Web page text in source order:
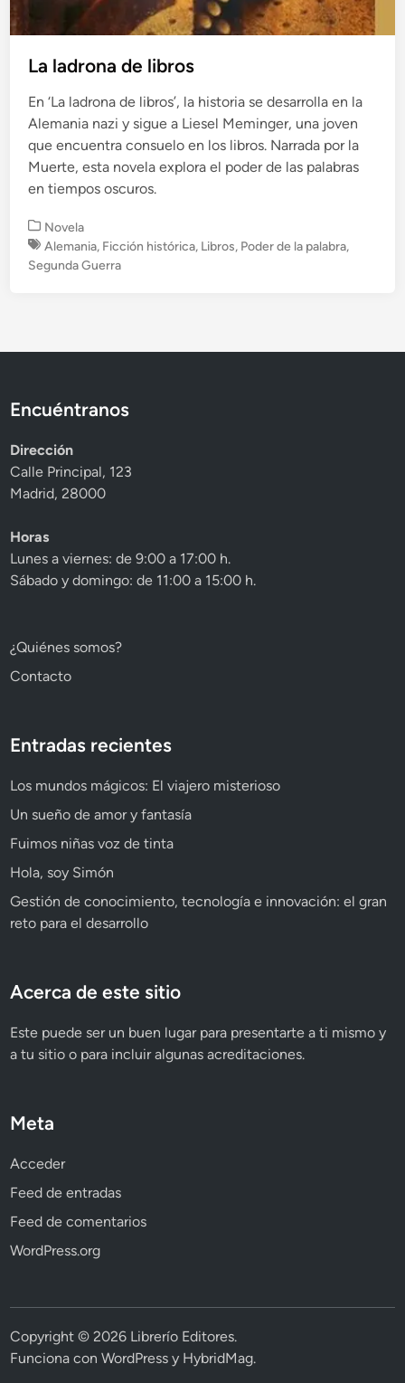
La ladrona de libros
En ‘La ladrona de libros’, la historia se desarrolla en la
Alemania nazi y sigue a Liesel Meminger, una joven
que encuentra consuelo en los libros. Narrada por la
Muerte, esta novela explora el poder de las palabras
en tiempos oscuros.
P
u
b
n
Novela
Alemania, Ficción histórica, Libros, Poder de la palabra,
Segunda Guerra
Encuéntranos
Dirección
Calle Principal, 123
Madrid, 28000
Horas
Lunes a viernes: de 9:00 a 17:00 h.
Sábado y domingo: de 11:00 a 15:00 h.
¿Quiénes somos?
Contacto
Entradas recientes
Los mundos mágicos: El viajero misterioso
Un sueño de amor y fantasía
Fuimos niñas voz de tinta
Hola, soy Simón
Gestión de conocimiento, tecnología e innovación: el gran
reto para el desarrollo
Acerca de este sitio
Este puede ser un buen lugar para presentarte a ti mismo y
a tu sitio o para incluir algunas acreditaciones.
Meta
Acceder
Feed de entradas
Feed de comentarios
WordPress.org
Copyright © 2026 Librerío Editores.
Funciona conWordPress y HybridMag.